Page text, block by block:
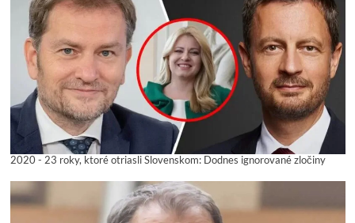
2020 - 23 roky, ktoré otriasli Slovenskom: Dodnes ignorované zločiny